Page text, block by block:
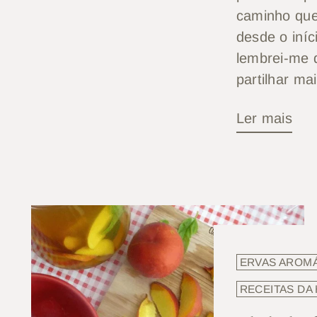
caminho
desde o
lembrei-me
partilhar
Ler mais
ERVAS
RECEITAS DA